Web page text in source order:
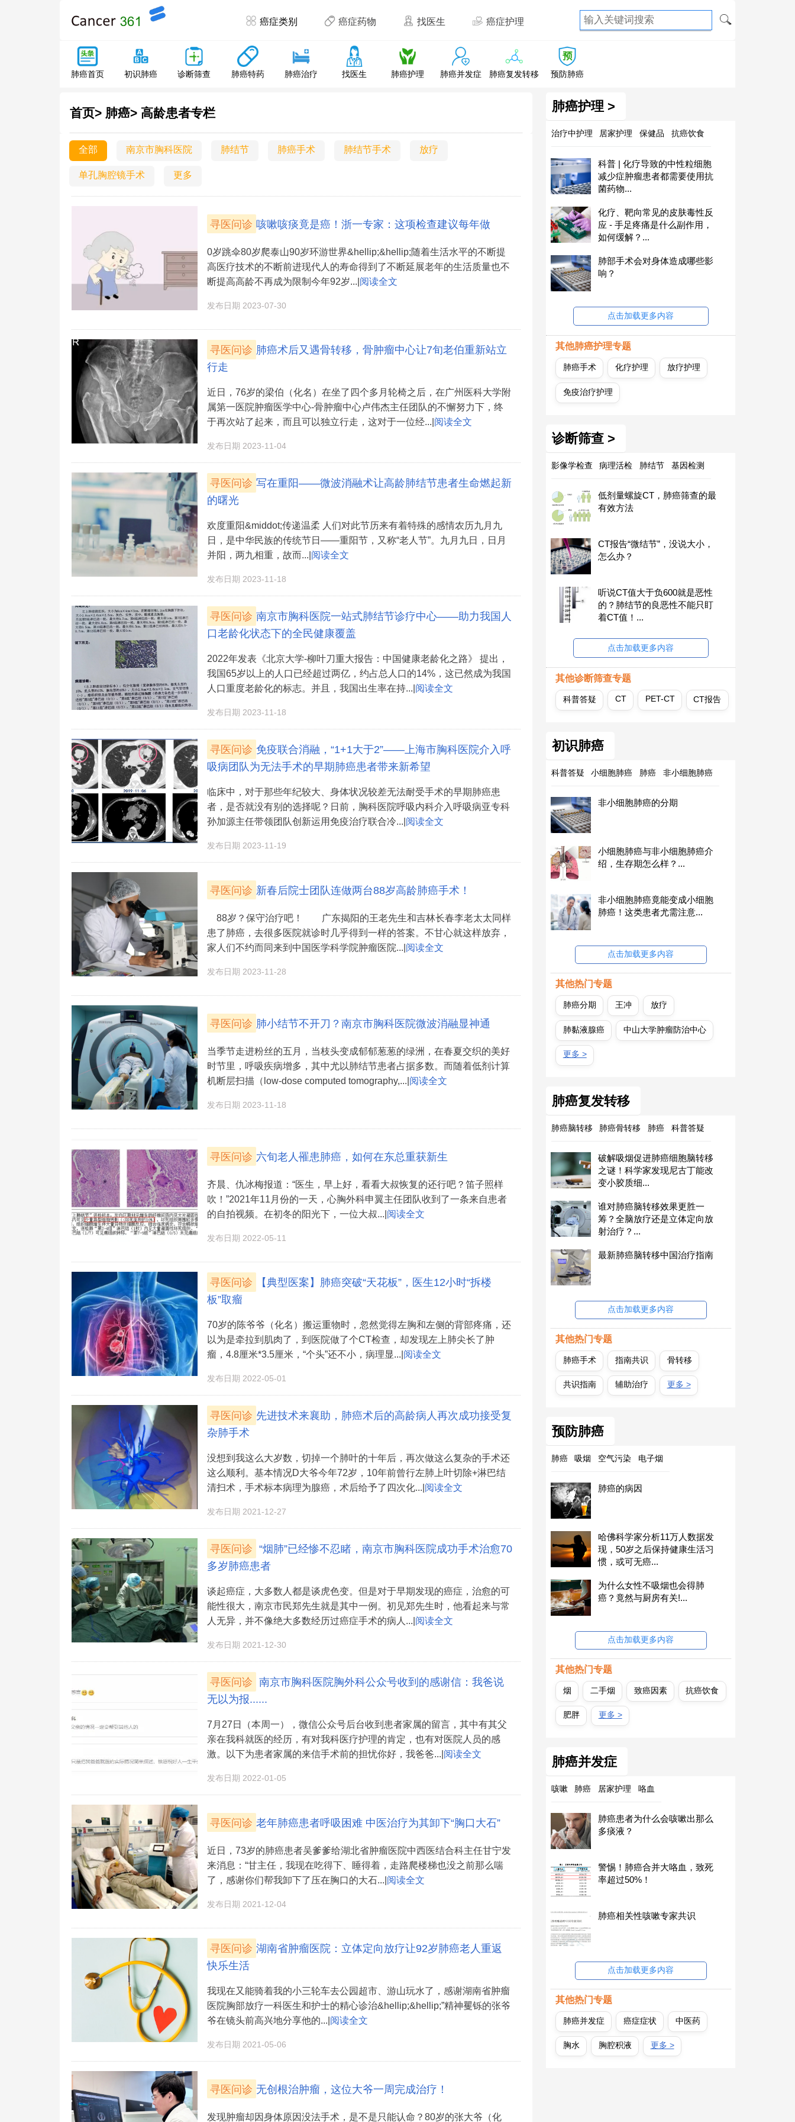
癌症类别 癌症药物 找医生 癌症护理
肺癌首页 初识肺癌 诊断筛查 肺癌特药 肺癌治疗 找医生 肺癌护理 肺癌并发症 肺癌复发转移 预防肺癌
首页> 肺癌> 高龄患者专栏
全部 南京市胸科医院 肺结节 肺癌手术 肺结节手术 放疗
单孔胸腔镜手术 更多
寻医问诊 咳嗽咳痰竟是癌！浙一专家：这项检查建议每年做
0岁跳伞80岁爬泰山90岁环游世界&hellip;&hellip;随着生活水平的不断提
高医疗技术的不断前进现代人的寿命得到了不断延展老年的生活质量也不
断提高高龄不再成为限制今年92岁...| 阅读全文
发布日期 2023-07-30
寻医问诊 肺癌术后又遇骨转移，骨肿瘤中心让7旬老伯重新站立
行走
近日，76岁的梁伯（化名）在坐了四个多月轮椅之后，在广州医科大学附
属第一医院肿瘤医学中心-骨肿瘤中心卢伟杰主任团队的不懈努力下，终
于再次站了起来，而且可以独立行走，这对于一位经...| 阅读全文
发布日期 2023-11-04
寻医问诊 写在重阳——微波消融术让高龄肺结节患者生命燃起新
的曙光
欢度重阳&middot;传递温柔 人们对此节历来有着特殊的感情农历九月九
日，是中华民族的传统节日——重阳节，又称“老人节”。九月九日，日月
并阳，两九相重，故而...| 阅读全文
发布日期 2023-11-18
寻医问诊 南京市胸科医院一站式肺结节诊疗中心——助力我国人
口老龄化状态下的全民健康覆盖
2022年发表《北京大学-柳叶刀重大报告：中国健康老龄化之路》 提出，
我国65岁以上的人口已经超过两亿，约占总人口的14%，这已然成为我国
人口重度老龄化的标志。并且，我国出生率在持...| 阅读全文
发布日期 2023-11-18
寻医问诊 免疫联合消融，“1+1大于2”——上海市胸科医院介入呼
吸病团队为无法手术的早期肺癌患者带来新希望
临床中，对于那些年纪较大、身体状况较差无法耐受手术的早期肺癌患
者，是否就没有别的选择呢？日前，胸科医院呼吸内科介入呼吸病亚专科
孙加源主任带领团队创新运用免疫治疗联合冷...| 阅读全文
发布日期 2023-11-19
寻医问诊 新春后院士团队连做两台88岁高龄肺癌手术！
88岁？保守治疗吧！ 广东揭阳的王老先生和吉林长春李老太太同样
患了肺癌，去很多医院就诊时几乎得到一样的答案。不甘心就这样放弃，
家人们不约而同来到中国医学科学院肿瘤医院...| 阅读全文
发布日期 2023-11-28
寻医问诊 肺小结节不开刀？南京市胸科医院微波消融显神通
当季节走进粉丝的五月，当枝头变成郁郁葱葱的绿洲，在春夏交织的美好
时节里，呼吸疾病增多，其中尤以肺结节患者占据多数。而随着低剂计算
机断层扫描（low-dose computed tomography,...| 阅读全文
发布日期 2023-11-18
寻医问诊 六旬老人罹患肺癌，如何在东总重获新生
齐晨、仇冰梅报道：“医生，早上好，看看大叔恢复的还行吧？笛子照样
吹！”2021年11月份的一天，心胸外科申翼主任团队收到了一条来自患者
的自拍视频。在初冬的阳光下，一位大叔...| 阅读全文
发布日期 2022-05-11
寻医问诊
【典型医案】肺癌突破“天花板”，医生12小时“拆楼
板”取瘤
70岁的陈爷爷（化名）搬运重物时，忽然觉得左胸和左侧的背部疼痛，还
以为是牵拉到肌肉了，到医院做了个CT检查，却发现左上肺尖长了肿
瘤，4.8厘米*3.5厘米，“个头”还不小，病理显...| 阅读全文
发布日期 2022-05-01
寻医问诊 先进技术来襄助，肺癌术后的高龄病人再次成功接受复
杂肺手术
没想到我这么大岁数，切掉一个肺叶的十年后，再次做这么复杂的手术还
这么顺利。基本情况D大爷今年72岁，10年前曾行左肺上叶切除+淋巴结
清扫术，手术标本病理为腺癌，术后给予了四次化...| 阅读全文
发布日期 2021-12-27
寻医问诊 “烟肺”已经惨不忍睹，南京市胸科医院成功手术治愈70
多岁肺癌患者
谈起癌症，大多数人都是谈虎色变。但是对于早期发现的癌症，治愈的可
能性很大，南京市民郑先生就是其中一例。初见郑先生时，他看起来与常
人无异，并不像绝大多数经历过癌症手术的病人...| 阅读全文
发布日期 2021-12-30
寻医问诊 南京市胸科医院胸外科公众号收到的感谢信：我爸说
无以为报......
7月27日（本周一），微信公众号后台收到患者家属的留言，其中有其父
亲在我科就医的经历，有对我科医疗护理的肯定，也有对医院人员的感
激。以下为患者家属的来信手术前的担忧你好，我爸爸...| 阅读全文
发布日期 2022-01-05
寻医问诊 老年肺癌患者呼吸困难 中医治疗为其卸下“胸口大石”
近日，73岁的肺癌患者吴爹爹给湖北省肿瘤医院中西医结合科主任甘宁发
来消息：“甘主任，我现在吃得下、睡得着，走路爬楼梯也没之前那么喘
了，感谢你们帮我卸下了压在胸口的大石...| 阅读全文
发布日期 2021-12-04
寻医问诊 湖南省肿瘤医院：立体定向放疗让92岁肺癌老人重返
快乐生活
我现在又能骑着我的小三轮车去公园超市、游山玩水了，感谢湖南省肿瘤
医院胸部放疗一科医生和护士的精心诊治&hellip;&hellip;”精神矍铄的张爷
爷在镜头前高兴地分享他的...| 阅读全文
发布日期 2021-05-06
寻医问诊 无创根治肿瘤，这位大爷一周完成治疗！
发现肿瘤却因身体原因没法手术，是不是只能认命？80岁的张大爷（化
肺癌护理 >
治疗中护理 居家护理 保健品 抗癌饮食
科普 | 化疗导致的中性粒细胞
减少症肿瘤患者都需要使用抗
菌药物...
化疗、靶向常见的皮肤毒性反
应 - 手足疼痛是什么副作用，
如何缓解？...
肺部手术会对身体造成哪些影
响？
点击加载更多内容
其他肺癌护理专题
肺癌手术 化疗护理 放疗护理
免疫治疗护理
诊断筛查 >
影像学检查 病理活检 肺结节 基因检测
低剂量螺旋CT，肺癌筛查的最
有效方法
CT报告“微结节”，没说大小，
怎么办？
听说CT值大于负600就是恶性
的？肺结节的良恶性不能只盯
着CT值！...
点击加载更多内容
其他诊断筛查专题
科普答疑 CT PET-CT CT报告
初识肺癌
科普答疑 小细胞肺癌 肺癌 非小细胞肺癌
非小细胞肺癌的分期
小细胞肺癌与非小细胞肺癌介
绍，生存期怎么样？...
非小细胞肺癌竟能变成小细胞
肺癌！这类患者尤需注意...
点击加载更多内容
其他热门专题
肺癌分期 王冲 放疗
肺黏液腺癌 中山大学肿瘤防治中心
更多 >
肺癌复发转移
肺癌脑转移 肺癌骨转移 肺癌 科普答疑
破解吸烟促进肺癌细胞脑转移
之谜！科学家发现尼古丁能改
变小胶质细...
谁对肺癌脑转移效果更胜一
筹？全脑放疗还是立体定向放
射治疗？...
最新肺癌脑转移中国治疗指南
点击加载更多内容
其他热门专题
肺癌手术 指南共识 骨转移
共识指南 辅助治疗 更多 >
预防肺癌
肺癌 吸烟 空气污染 电子烟
肺癌的病因
哈佛科学家分析11万人数据发
现，50岁之后保持健康生活习
惯，或可无癌...
为什么女性不吸烟也会得肺
癌？竟然与厨房有关!...
点击加载更多内容
其他热门专题
烟 二手烟 致癌因素 抗癌饮食
肥胖 更多 >
肺癌并发症
咳嗽 肺癌 居家护理 咯血
肺癌患者为什么会咳嗽出那么
多痰液？
警惕！肺癌合并大咯血，致死
率超过50%！
肺癌相关性咳嗽专家共识
点击加载更多内容
其他热门专题
肺癌并发症 癌症症状 中医药
胸水 胸腔积液 更多 >